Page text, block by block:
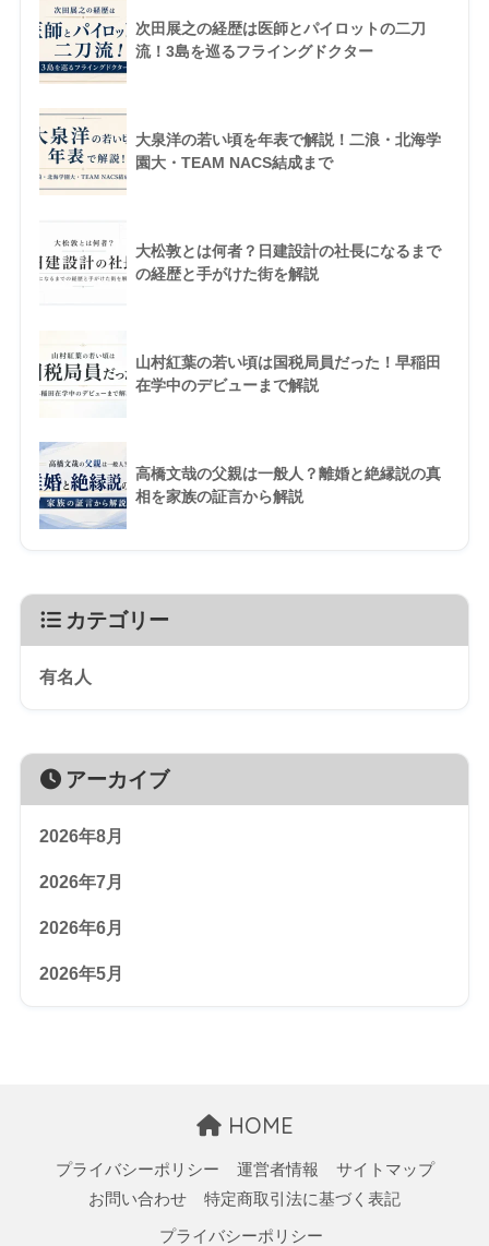
次田展之の経歴は医師とパイロットの二刀
流！3島を巡るフライングドクター
大泉洋の若い頃を年表で解説！二浪・北海学
園大・TEAM NACS結成まで
大松敦とは何者？日建設計の社長になるまで
の経歴と手がけた街を解説
山村紅葉の若い頃は国税局員だった！早稲田
在学中のデビューまで解説
高橋文哉の父親は一般人？離婚と絶縁説の真
相を家族の証言から解説
カテゴリー
有名人
アーカイブ
2026年8月
2026年7月
2026年6月
2026年5月
HOME
プライバシーポリシー 運営者情報
サイトマップ
お問い合わせ
特定商取引法に基づく表記
プライバシーポリシー